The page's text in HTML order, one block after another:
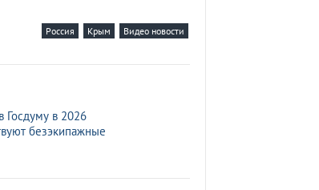
Россия Крым Видео новости
Госдуму в 2026
безэкипажные